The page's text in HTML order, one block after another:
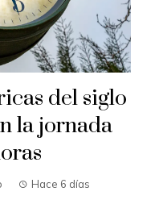
del siglo
la jornada
Hace 6 días